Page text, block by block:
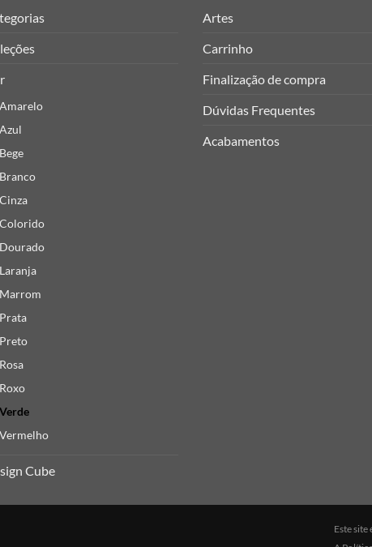
Amarelo
Azul
Bege
Branco
Cinza
Colorido
Dourado
Laranja
Marrom
Prata
Preto
Rosa
Roxo
Verde
Vermelho
Cube
Artes
Carrinho
Finalização de compra
Dúvidas Frequentes
Acabamentos
Este